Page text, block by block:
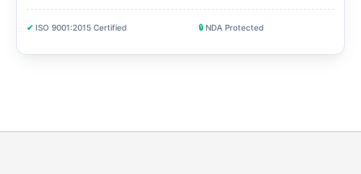
✔ ISO 9001:2015 Certified 🔒 NDA Protected